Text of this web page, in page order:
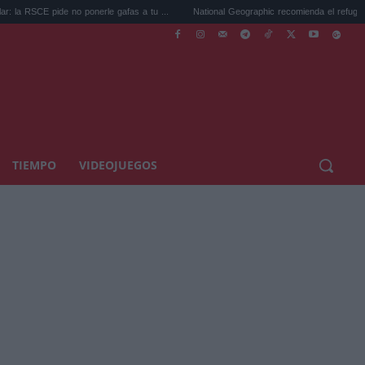
pide no ponerle gafas a tu ... National Geographic recomienda el refugio de la in...
TIEMPO VIDEOJUEGOS